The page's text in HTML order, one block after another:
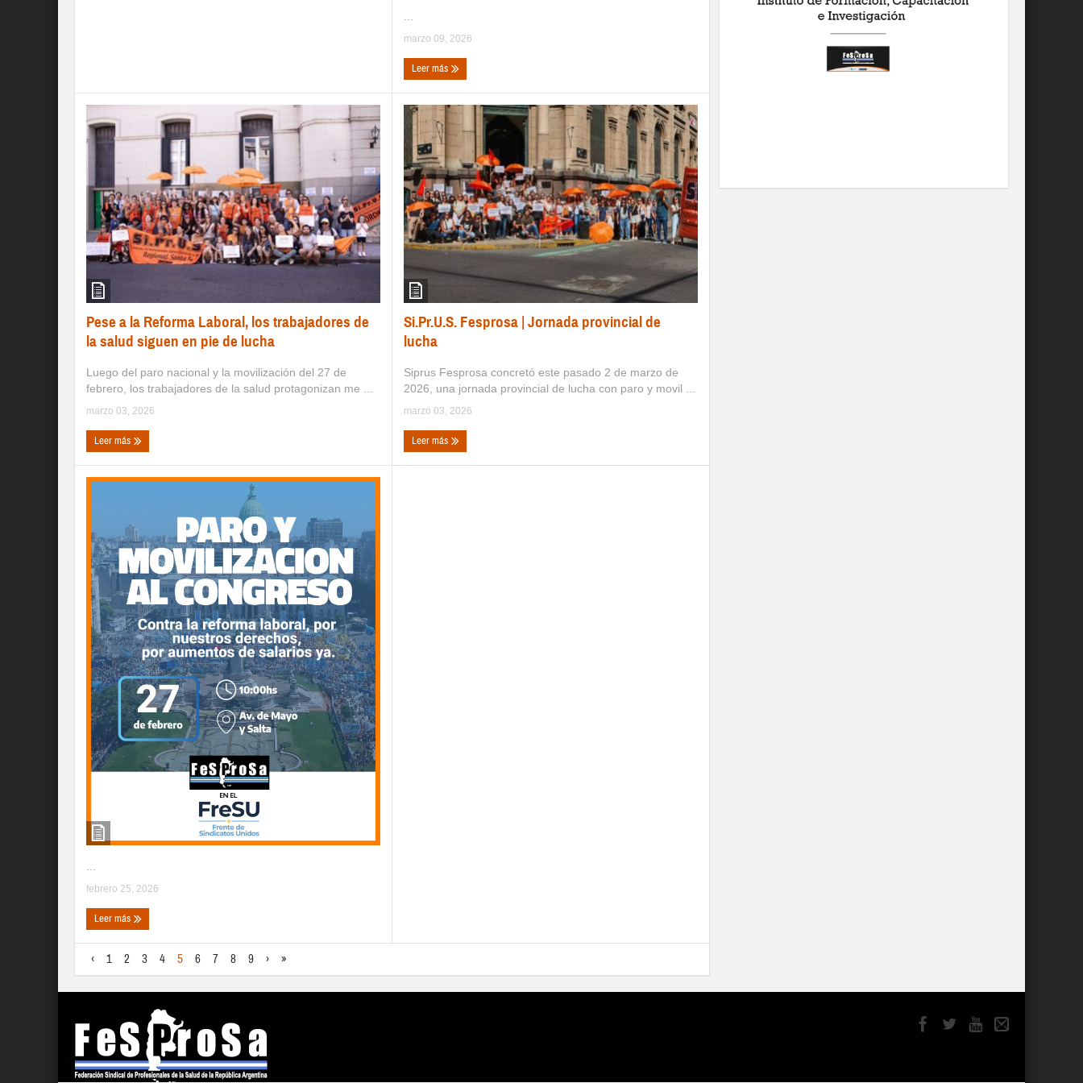
...
marzo 09, 2026
Leer más
Pese a la Reforma Laboral, los trabajadores de
la salud siguen en pie de lucha
Luego del paro nacional y la movilización del 27 de
febrero, los trabajadores de la salud protagonizan me ...
marzo 03, 2026
Leer más
Si.Pr.U.S. Fesprosa | Jornada provincial de
lucha
Siprus Fesprosa concretó este pasado 2 de marzo de
2026, una jornada provincial de lucha con paro y movil ...
marzo 03, 2026
Leer más
febrero 25, 2026
Leer más
‹ 1 2 3 4 5 6 7 8 9 › »